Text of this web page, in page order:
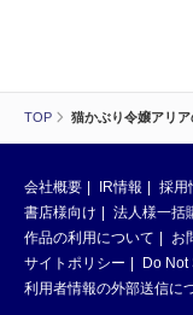
TOP 猫かぶり令嬢アリ
会社概要 IR情報 採用
書店様向け
法人様一括
作品の利用について
お
サイトポリシー
Do
利用者情報の外部送信に